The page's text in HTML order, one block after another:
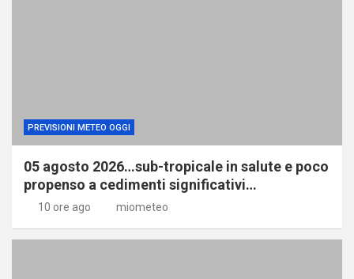
PREVISIONI METEO OGGI
05 agosto 2026…sub-tropicale in salute e poco
propenso a cedimenti significativi…
10 ore ago miometeo